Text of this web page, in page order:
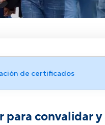
de certificados
convalidar